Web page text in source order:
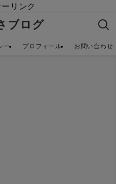
リンク
ブログ
ー プロフィール お問い合わせ